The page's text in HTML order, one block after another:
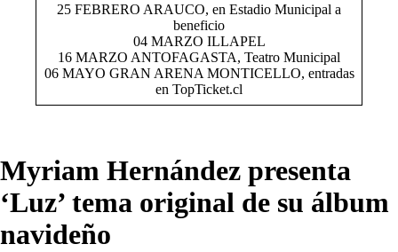
25 FEBRERO ARAUCO, en Estadio Municipal a
beneficio
04 MARZO ILLAPEL
16 MARZO ANTOFAGASTA, Teatro Municipal
06 MAYO GRAN ARENA MONTICELLO, entradas
en TopTicket.cl
Myriam Hernández presenta
‘Luz’ tema original de su álbum
navideño